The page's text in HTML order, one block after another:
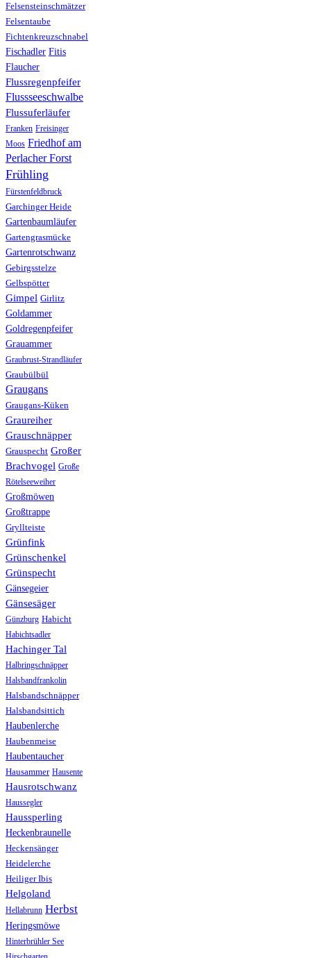
Felsensteinschmätzer
Felsentaube
Fichtenkreuzschnabel
Fischadler Fitis
Flaucher
Flussregenpfeifer
Flussseeschwalbe
Flussuferläufer
Franken Freisinger
Moos Friedhof am
Perlacher Forst
Frühling
Fürstenfeldbruck
Garchinger Heide
Gartenbaumläufer
Gartengrasmücke
Gartenrotschwanz
Gebirgsstelze
Gelbspötter
Gimpel Girlitz
Goldammer
Goldregenpfeifer
Grauammer
Graubrust-Strandläufer
Graubülbül
Graugans
Graugans-Küken
Graureiher
Grauschnäpper
Grauspecht Großer
Brachvogel Große
Rötelseeweiher
Großmöwen
Großtrappe
Gryllteiste
Grünfink
Grünschenkel
Grünspecht
Gänsegeier
Gänsesäger
Günzburg Habicht
Habichtsadler
Hachinger Tal
Halbringschnäpper
Halsbandfrankolin
Halsbandschnäpper
Halsbandsittich
Haubenlerche
Haubenmeise
Haubentaucher
Hausammer Hausente
Hausrotschwanz
Haussegler
Haussperling
Heckenbraunelle
Heckensänger
Heidelerche
Heiliger Ibis
Helgoland
Hellabrunn Herbst
Heringsmöwe
Hinterbrühler See